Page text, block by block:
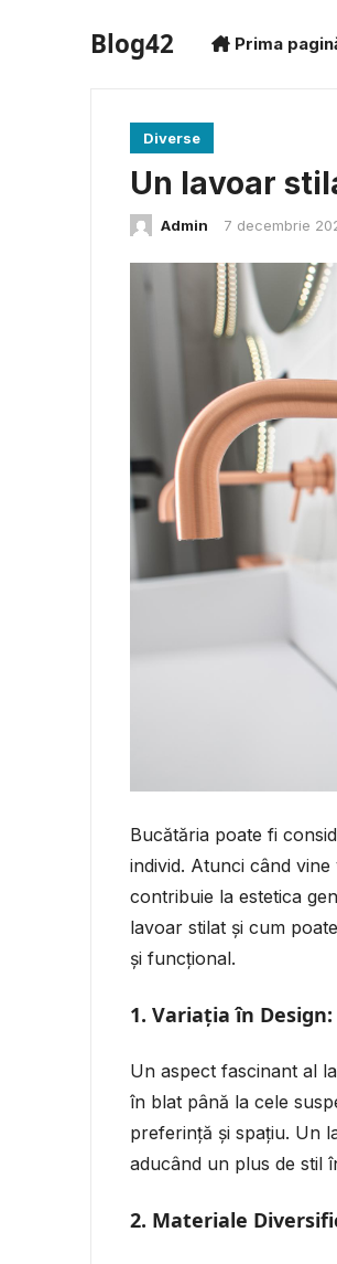
Blog42 Prima
Diverse
Un lavoar
Admin 7 decembrie
Bucătăria poate fi
individ. Atunci când
contribuie la estetica
lavoar stilat și cum
și funcțional.
1. Variația în Design:
Un aspect fascinant al
în blat până la cele
preferință și spațiu. Un
aducând un plus de stil
2. Materiale